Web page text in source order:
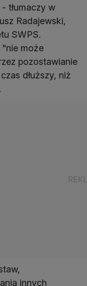
tłumaczy w
Radajewski,
SWPS.
"nie może
pozostawianie
dłuższy, niż
innych